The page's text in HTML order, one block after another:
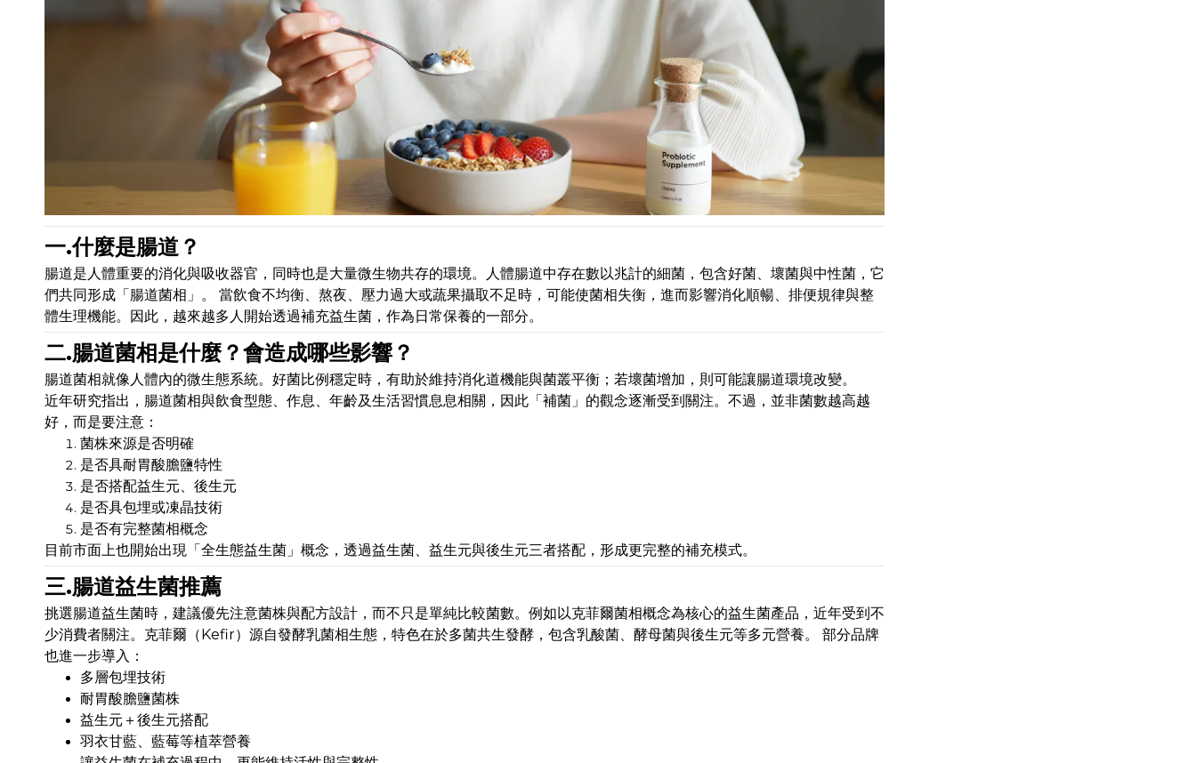
一.什麼是腸道？
腸道是人體重要的消化與吸收器官，同時也是大量微生物共存的環境。人體腸道中存在數以兆計的細菌，包含好菌、壞菌與中性菌，它
們共同形成「腸道菌相」。 當飲食不均衡、熬夜、壓力過大或蔬果攝取不足時，可能使菌相失衡，進而影響消化順暢、排便規律與整
體生理機能。因此，越來越多人開始透過補充益生菌，作為日常保養的一部分。
二.腸道菌相是什麼？會造成哪些影響？
腸道菌相就像人體內的微生態系統。好菌比例穩定時，有助於維持消化道機能與菌叢平衡；若壞菌增加，則可能讓腸道環境改變。
近年研究指出，腸道菌相與飲食型態、作息、年齡及生活習慣息息相關，因此「補菌」的觀念逐漸受到關注。不過，並非菌數越高越
好，而是要注意：
菌株來源是否明確
是否具耐胃酸膽鹽特性
是否搭配益生元、後生元
是否具包埋或凍晶技術
是否有完整菌相概念
目前市面上也開始出現「全生態益生菌」概念，透過益生菌、益生元與後生元三者搭配，形成更完整的補充模式。
三.腸道益生菌推薦
挑選腸道益生菌時，建議優先注意菌株與配方設計，而不只是單純比較菌數。例如以克菲爾菌相概念為核心的益生菌產品，近年受到不
少消費者關注。克菲爾（Kefir）源自發酵乳菌相生態，特色在於多菌共生發酵，包含乳酸菌、酵母菌與後生元等多元營養。 部分品牌
也進一步導入：
多層包埋技術
耐胃酸膽鹽菌株
益生元＋後生元搭配
羽衣甘藍、藍莓等植萃營養